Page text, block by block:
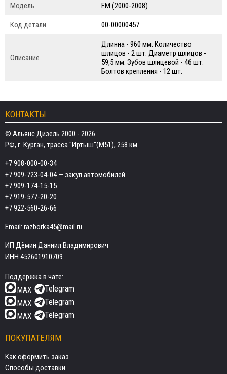
Модель FM (2000-2008)
Код детали 00-00000457
Описание
Длинна - 960 мм. Количество
шлицов - 2 шт. Диаметр шлицов -
59,5 мм. Зубов шлицевой - 46 шт.
Болтов крепления - 12 шт.
КОНТАКТЫ
© Альянс Дизель 2000 - 2026
РФ, г. Курган, трасса "Иртыш"(М51), 258 км.
+7 908-000-00-34
+7 909-723-04-04— закуп автомобилей
+7 909-174-15-15
+7 919-577-20-20
+7 922-560-26-66
Email: razborka45@mail.ru
ИП Дёмин Даниил Владимирович
ИНН 452601910709
Поддержка в чате:
MAX
Telegram
MAX Telegram
MAX Telegram
ПОКУПАТЕЛЯМ
Как оформить заказ
Способы доставки